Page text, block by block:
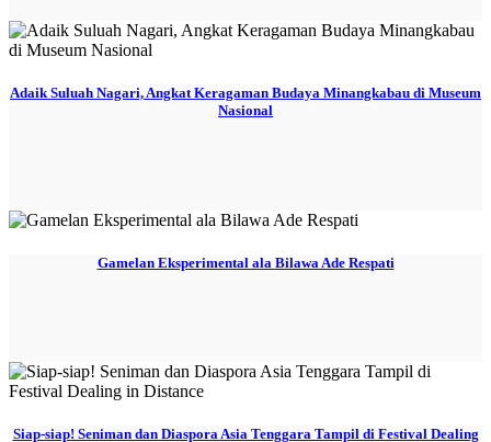
Adaik Suluah Nagari, Angkat Keragaman Budaya Minangkabau di Museum
Nasional
Gamelan Eksperimental ala Bilawa Ade Respati
Siap-siap! Seniman dan Diaspora Asia Tenggara Tampil di Festival Dealing